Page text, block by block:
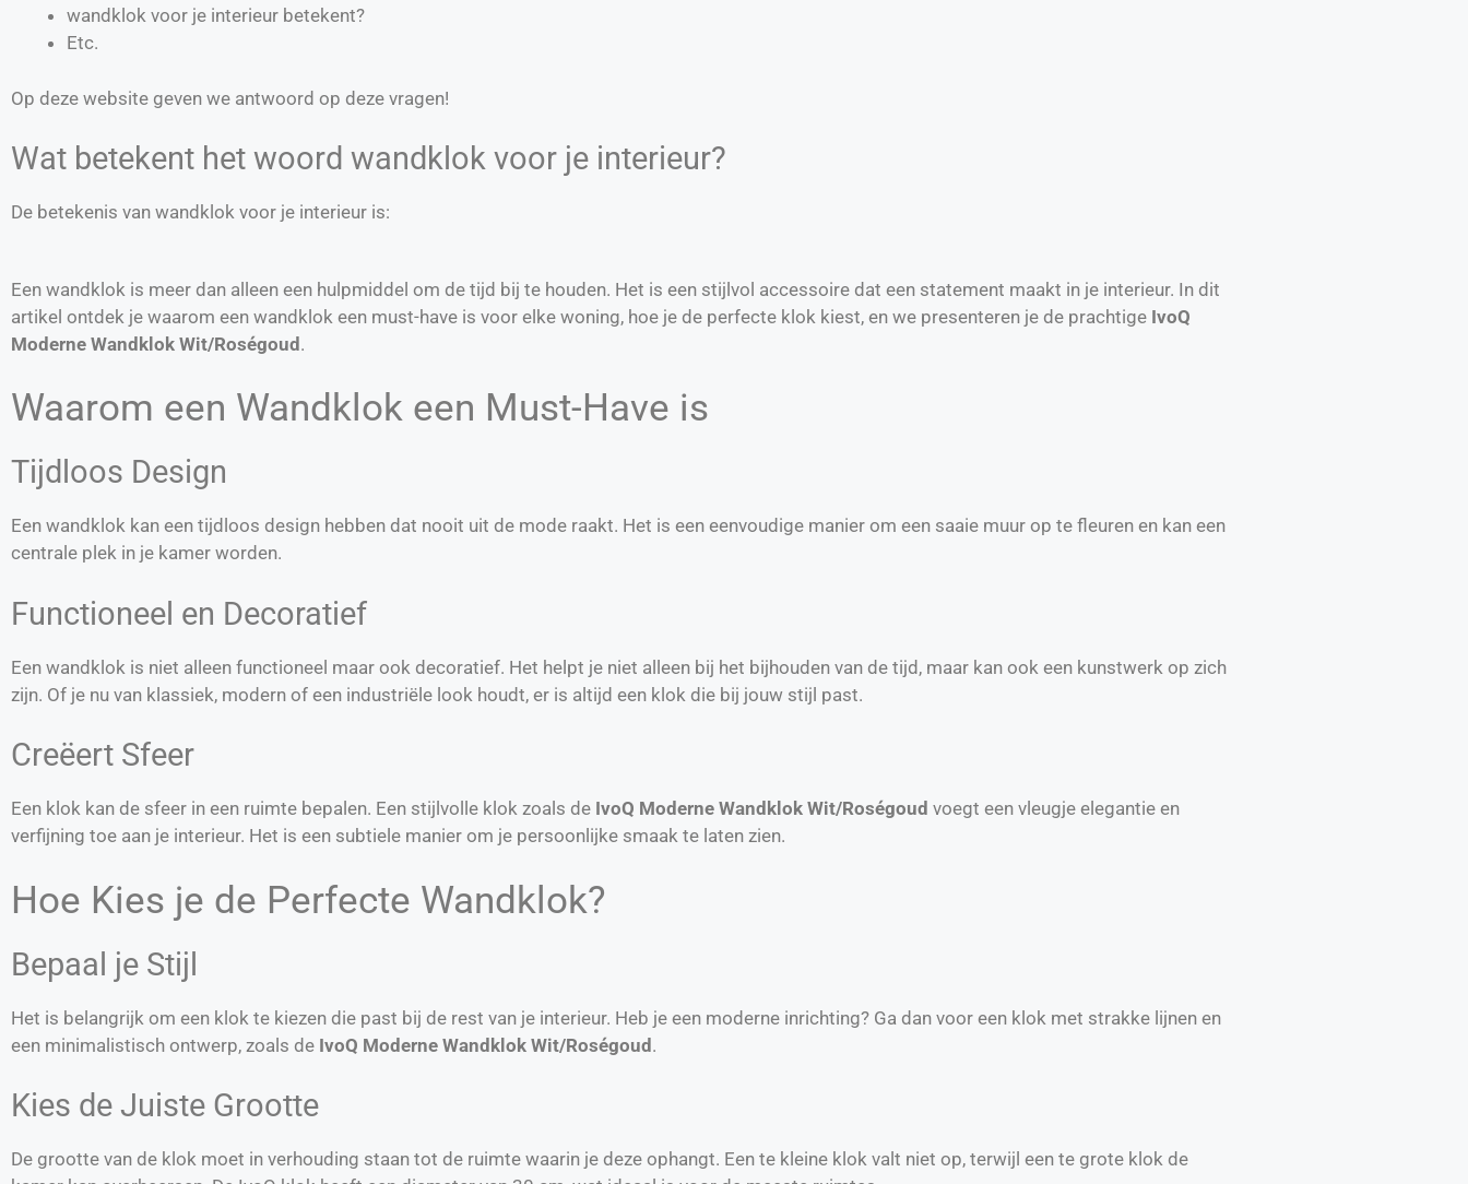
wandklok voor je interieur betekent?
Etc.
Op deze website geven we antwoord op deze vragen!
Wat betekent het woord wandklok voor je interieur?
De betekenis van wandklok voor je interieur is:
Een wandklok is meer dan alleen een hulpmiddel om de tijd bij te houden. Het is een stijlvol accessoire dat een statement maakt in je interieur. In dit
artikel ontdek je waarom een wandklok een must-have is voor elke woning, hoe je de perfecte klok kiest, en we presenteren je de prachtige IvoQ
Moderne Wandklok Wit/Roségoud.
Waarom een Wandklok een Must-Have is
Tijdloos Design
Een wandklok kan een tijdloos design hebben dat nooit uit de mode raakt. Het is een eenvoudige manier om een saaie muur op te fleuren en kan een
centrale plek in je kamer worden.
Functioneel en Decoratief
Een wandklok is niet alleen functioneel maar ook decoratief. Het helpt je niet alleen bij het bijhouden van de tijd, maar kan ook een kunstwerk op zich
zijn. Of je nu van klassiek, modern of een industriële look houdt, er is altijd een klok die bij jouw stijl past.
Creëert Sfeer
Een klok kan de sfeer in een ruimte bepalen. Een stijlvolle klok zoals de IvoQ Moderne Wandklok Wit/Roségoud voegt een vleugje elegantie en
verfijning toe aan je interieur. Het is een subtiele manier om je persoonlijke smaak te laten zien.
Hoe Kies je de Perfecte Wandklok?
Bepaal je Stijl
Het is belangrijk om een klok te kiezen die past bij de rest van je interieur. Heb je een moderne inrichting? Ga dan voor een klok met strakke lijnen en
een minimalistisch ontwerp, zoals de IvoQ Moderne Wandklok Wit/Roségoud.
Kies de Juiste Grootte
De grootte van de klok moet in verhouding staan tot de ruimte waarin je deze ophangt. Een te kleine klok valt niet op, terwijl een te grote klok de